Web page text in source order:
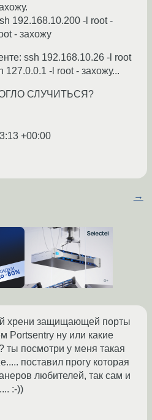
192.168.10.200 -l root -
- захожу
ssh 192.168.10.26 -l root
-l root - захожу...
СЛУЧИТЬСЯ?
+00:00
→
хрени защищающей порты
Portsentry ну или какие
ты посмотри у меня такая
поставил прогу которая
любителей, так сам и
:-))